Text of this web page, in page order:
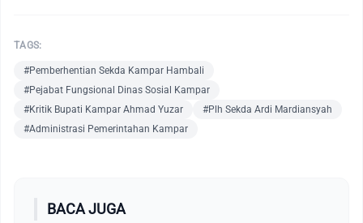
TAGS:
#Pemberhentian Sekda Kampar Hambali
#Pejabat Fungsional Dinas Sosial Kampar
#Kritik Bupati Kampar Ahmad Yuzar
#Plh Sekda Ardi Mardiansyah
#Administrasi Pemerintahan Kampar
BACA JUGA